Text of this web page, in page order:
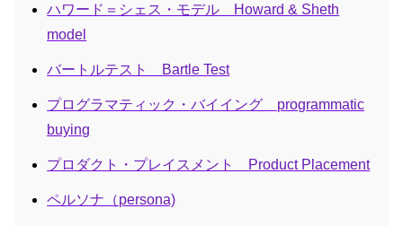
ハワード＝シェス・モデル Howard & Sheth
model
バートルテスト Bartle Test
プログラマティック・バイイング programmatic
buying
プロダクト・プレイスメント Product Placement
ペルソナ（persona)